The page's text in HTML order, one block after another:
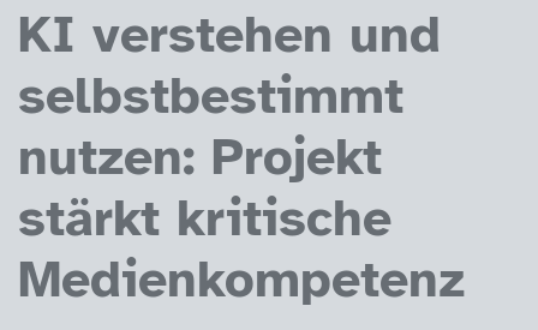
KI verstehen und
selbstbestimmt
nutzen: Projekt
stärkt kritische
Medienkompetenz